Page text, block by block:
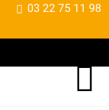
03 22 75 11 98